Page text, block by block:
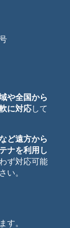
や全国から
に対応して
ど遠方から
ナを利用し
ず対応可能
い。
す。